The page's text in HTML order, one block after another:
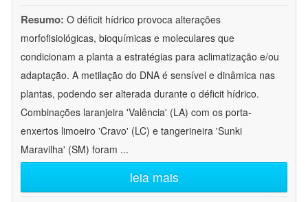
Resumo: O déficit hídrico provoca alterações
morfofisiológicas, bioquímicas e moleculares que
condicionam a planta a estratégias para aclimatização e/ou
adaptação. A metilação do DNA é sensível e dinâmica nas
plantas, podendo ser alterada durante o déficit hídrico.
Combinações laranjeira 'Valência' (LA) com os porta-
enxertos limoeiro 'Cravo' (LC) e tangerineira 'Sunki
Maravilha' (SM) foram ...
leia mais